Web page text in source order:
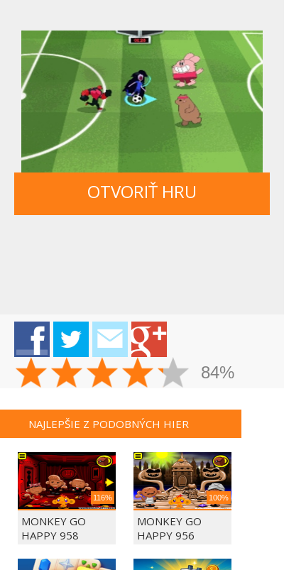
OTVORIŤ HRU
84%
NAJLEPŠIE Z PODOBNÝCH HIER
116%
MONKEY GO
HAPPY 958
100%
MONKEY GO
HAPPY 956